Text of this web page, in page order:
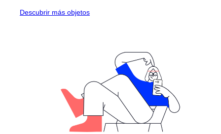
Descubrir más objetos